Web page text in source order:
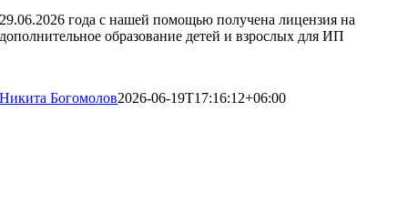
29.06.2026 года с нашей помощью получена лицензия на
дополнительное образование детей и взрослых для ИП
Никита Богомолов2026-06-19T17:16:12+06:00